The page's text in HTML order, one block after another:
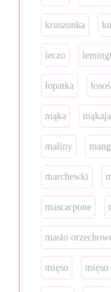
kruszonka
leczo
łopatka łosoś
mąka
maliny
marchewki
mascarpone
masło
mięso mięso